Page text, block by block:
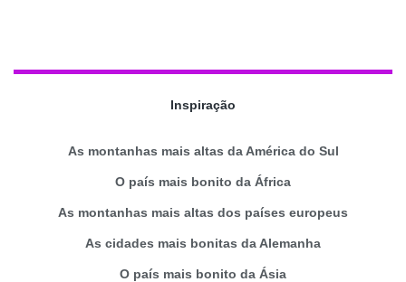
Inspiração
As montanhas mais altas da América do Sul
O país mais bonito da África
As montanhas mais altas dos países europeus
As cidades mais bonitas da Alemanha
O país mais bonito da Ásia